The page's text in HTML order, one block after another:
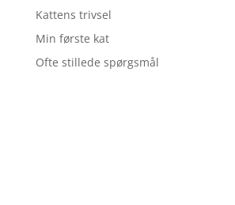
Kattens trivsel
Min første kat
Ofte stillede spørgsmål